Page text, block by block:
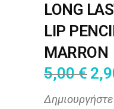
LONG
LIP
MARRON
5,00€